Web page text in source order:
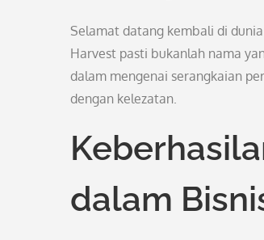
Selamat datang kembali di
Harvest pasti bukanlah nama
dalam mengenai serangkaian
dengan kelezatan.
dalam